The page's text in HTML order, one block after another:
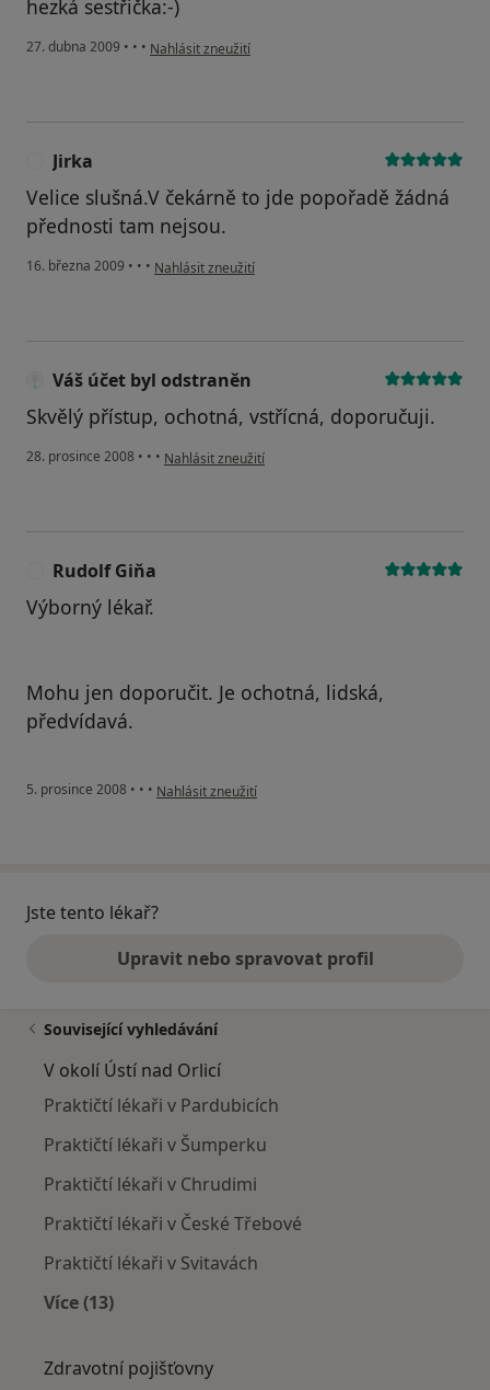
hezká sestřička:-)
27. dubna 2009 • • • podle názoru uživatele Honza
Nahlásit zneužití
Jirka
Velice slušná.V čekárně to jde popořadě žádná
přednosti tam nejsou.
16. března 2009 • • • podle názoru uživatele Jirka
Nahlásit zneužití
Váš účet byl odstraněn
Skvělý přístup, ochotná, vstřícná, doporučuji.
28. prosince 2008 • • • podle názoru uživatele Váš účet byl odstraněn
Nahlásit zneužití
Rudolf Giňa
Výborný lékař.
Mohu jen doporučit. Je ochotná, lidská,
předvídavá.
5. prosince 2008 • • • podle názoru uživatele Rudolf Giňa
Nahlásit zneužití
Jste tento lékař?
Upravit nebo spravovat profil
Související vyhledávání
V okolí Ústí nad Orlicí
Praktičtí lékaři v Pardubicích
Praktičtí lékaři v Šumperku
Praktičtí lékaři v Chrudimi
Praktičtí lékaři v České Třebové
Praktičtí lékaři v Svitavách
Více (13)
Zdravotní pojišťovny